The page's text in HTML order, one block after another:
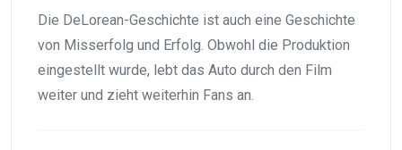
Die DeLorean-Geschichte ist auch eine Geschichte
von Misserfolg und Erfolg. Obwohl die Produktion
eingestellt wurde, lebt das Auto durch den Film
weiter und zieht weiterhin Fans an.